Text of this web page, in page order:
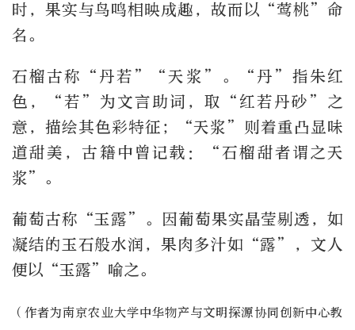
时，果实与鸟鸣相映成趣，故而以“莺桃”命
名。
石榴古称“丹若”“天浆”。“丹”指朱红
色，“若”为文言助词，取“红若丹砂”之
意，描绘其色彩特征；“天浆”则着重凸显味
道甜美，古籍中曾记载：“石榴甜者谓之天
浆”。
葡萄古称“玉露”。因葡萄果实晶莹剔透，如
凝结的玉石般水润，果肉多汁如“露”，文人
便以“玉露”喻之。
（作者为南京农业大学中华物产与文明探源协同创新中心教